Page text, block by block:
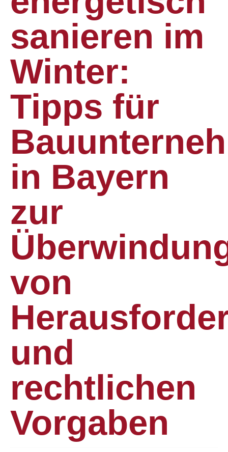
sanieren im
Winter:
Tipps für
in Bayern
zur
von
und
rechtlichen
Vorgaben